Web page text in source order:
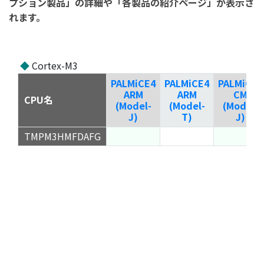
れます。
◆Cortex-M3
CPU名
PALMiCE4
ARM
(Model-
J)
PALMiCE4
ARM
(Model-
T)
PALMiCE4
CM
(Model-
J)
TMPM3HMFDAFG